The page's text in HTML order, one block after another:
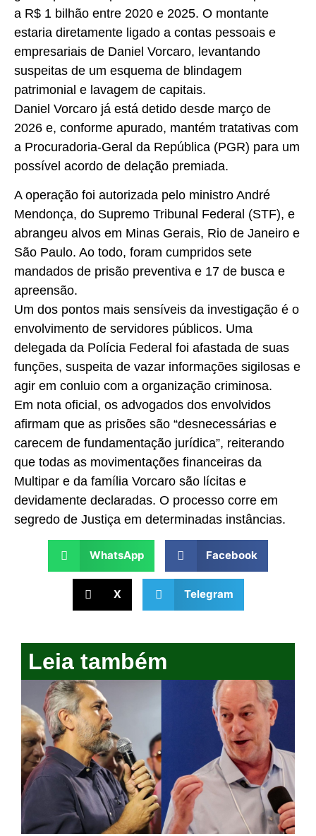
a R$ 1 bilhão entre 2020 e 2025. O montante
estaria diretamente ligado a contas pessoais e
empresariais de Daniel Vorcaro, levantando
suspeitas de um esquema de blindagem
patrimonial e lavagem de capitais.
Daniel Vorcaro já está detido desde março de
2026 e, conforme apurado, mantém tratativas com
a Procuradoria-Geral da República (PGR) para um
possível acordo de delação premiada.
A operação foi autorizada pelo ministro André
Mendonça, do Supremo Tribunal Federal (STF), e
abrangeu alvos em Minas Gerais, Rio de Janeiro e
São Paulo. Ao todo, foram cumpridos sete
mandados de prisão preventiva e 17 de busca e
apreensão.
Um dos pontos mais sensíveis da investigação é o
envolvimento de servidores públicos. Uma
delegada da Polícia Federal foi afastada de suas
funções, suspeita de vazar informações sigilosas e
agir em conluio com a organização criminosa.
Em nota oficial, os advogados dos envolvidos
afirmam que as prisões são “desnecessárias e
carecem de fundamentação jurídica”, reiterando
que todas as movimentações financeiras da
Multipar e da família Vorcaro são lícitas e
devidamente declaradas. O processo corre em
segredo de Justiça em determinadas instâncias.
WhatsApp Facebook
X Telegram
Leia também